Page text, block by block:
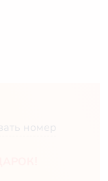
номер